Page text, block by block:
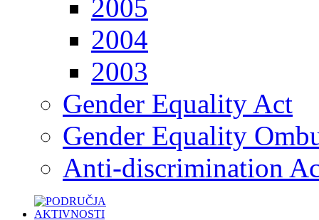
2005
2004
2003
Gender Equality Act
Gender Equality
Anti-discrimination